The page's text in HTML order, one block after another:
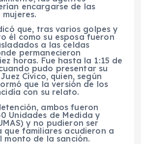
encargarse de las
que, tras varios golpes y
él como su esposa fueron
a las celdas
permanecieron
horas. Fue hasta la 1:15 de
pudo presentar su
Cívico, quien, según
que la versión de los
con su relato.
ambos fueron
Unidades de Medida y
y no pudieron ser
que familiares acudieron a
de la sanción.